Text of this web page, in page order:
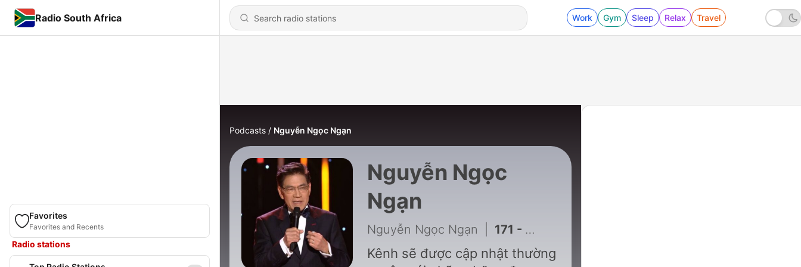
Radio South Africa Work Gym Sleep Relax Travel
Favorites
Favorites and Recents
Radio stations
Podcasts Nguyễn Ngọc Ngạn
Nguyễn Ngọc
Ngạn
Nguyễn Ngọc Ngạn 171 - MC Nguyễn Ngọc Ngạn phỏng vấn thiền sư Thích Nhất Hạnh từ đoản văn đến bạn nhạc "Bông Hồng Cài Áo"
Kênh sẽ được cập nhật thường